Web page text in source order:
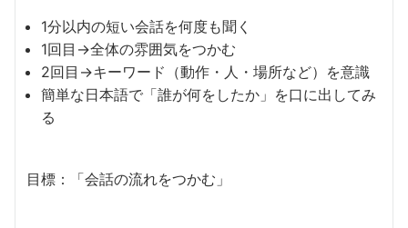
1分以内の短い会話を何度も聞く
1回目→全体の雰囲気をつかむ
2回目→キーワード（動作・人・場所など）を意識
簡単な日本語で「誰が何をしたか」を口に出してみ
る
目標：「会話の流れをつかむ」